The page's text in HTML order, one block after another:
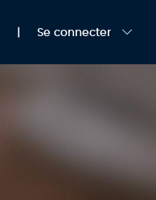
Se connecter